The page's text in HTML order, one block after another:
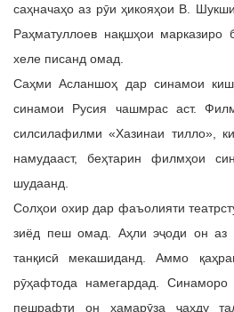
саҳначаҳо аз рӯи ҳикояҳои В.
Раҳматуллоев нақшҳои марказиро
хеле писанд омад.
Саҳми Асланшоҳ дар синамои
синамои Русия чашмрас аст.
силсилафилми «Хазинаи тилло»,
намудааст, беҳтарин филмҳои
шудаанд.
Солҳои охир дар фаъолияти
зиёд пеш омад. Аҳли эҷоди он аз
танқисӣ мекашиданд. Аммо
рӯҳафтода намегардад.
пешрафти он ҳамарӯза ҷаҳду